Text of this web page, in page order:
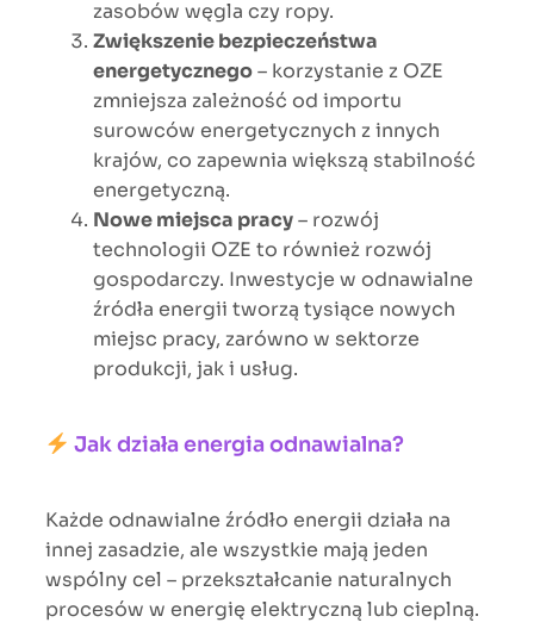
zasobów węgla czy ropy.
Zwiększenie bezpieczeństwa
energetycznego– korzystanie z OZE
zmniejsza zależność od importu
surowców energetycznych z innych
krajów, co zapewnia większą stabilność
energetyczną.
Nowe miejsca pracy– rozwój
technologii OZE to również rozwój
gospodarczy. Inwestycje w odnawialne
źródła energii tworzą tysiące nowych
miejsc pracy, zarówno w sektorze
produkcji, jak i usług.
Jak działa energia odnawialna?
Każde odnawialne źródło energii działa na
innej zasadzie, ale wszystkie mają jeden
wspólny cel – przekształcanie naturalnych
procesów w energię elektryczną lub cieplną.